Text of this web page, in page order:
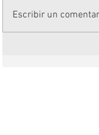
Escribir un